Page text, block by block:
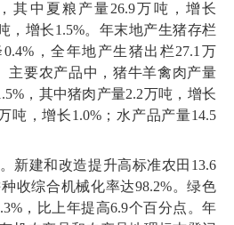
其中夏粮产量26.9万吨，增长
，增长1 .5%。年末地产生猪存栏
0.4%，全年地产生猪出栏27.1 万
主要农产品中，猪牛羊禽肉产量
.5%，其中猪肉产量2.2万吨，增长
吨，增长1 .0%；水产品产量14.5
新建和改造提升高标准农田 13.6
收综合机械化率达98.2%。绿色
.3%，比上年提高6.9个百分点。年